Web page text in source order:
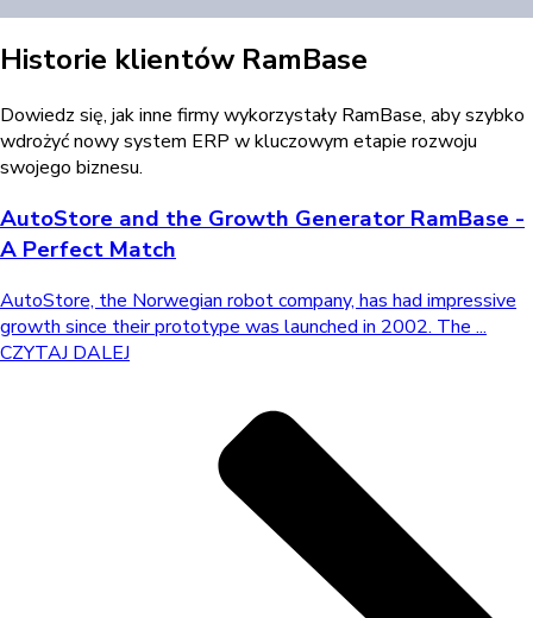
Historie klientów RamBase
Dowiedz się, jak inne firmy wykorzystały RamBase, aby szybko
wdrożyć nowy system ERP w kluczowym etapie rozwoju
swojego biznesu.
AutoStore and the Growth Generator RamBase -
A Perfect Match
AutoStore, the Norwegian robot company, has had impressive
growth since their prototype was launched in 2002. The ...
CZYTAJ DALEJ